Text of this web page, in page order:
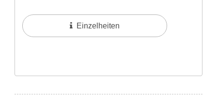
Mittelpreisige Hautpflegeprodukte.
Anwendung...
Einzelheiten